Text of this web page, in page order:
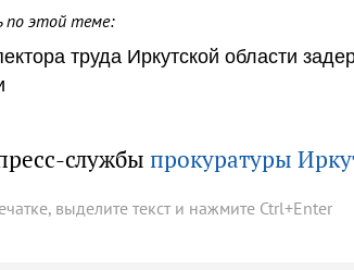
по этой теме:
труда Иркутской области
службы прокуратуры
выделите текст и нажмите Ctrl+Enter